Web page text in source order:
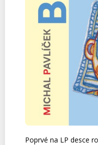
Poprvé na LP desce